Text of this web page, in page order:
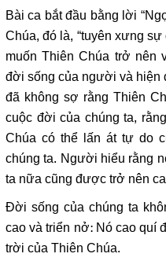
Bài ca bắt đầu bằng lời
Chúa, đó là, “tuyên xưng
muốn Thiên Chúa trở nên
đời sống của người và hiện
đã không sợ rằng Thiên
cuộc đời của chúng ta,
Chúa có thể lấn át tự do
chúng ta. Người hiểu rằng
ta nữa cũng được trở nên
Đời sống của chúng ta
cao và triển nở: Nó cao quí
trời của Thiên Chúa.